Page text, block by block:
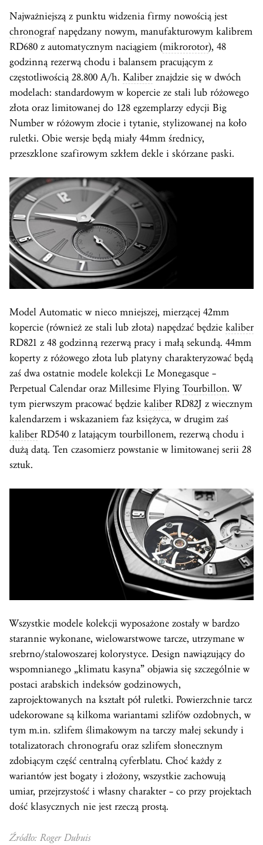
Najważniejszą z punktu widzenia firmy nowością jest
chronografnapędzany nowym, manufakturowym kalibrem
RD680 z automatycznym naciągiem (mikrorotor), 48
godzinną rezerwą chodu i balansem pracującym z
częstotliwością 28.800 A/h. Kaliber znajdzie się w dwóch
modelach: standardowym w kopercie ze stali lub różowego
złota oraz limitowanej do 128 egzemplarzy edycji Big
Number w różowym złocie i tytanie, stylizowanej na koło
ruletki. Obie wersje będą miały 44mm średnicy,
przeszklone szafirowym szkłem dekle i skórzane paski.
Model Automatic w nieco mniejszej, mierzącej 42mm
kopercie (również ze stali lub złota) napędzać będzie kaliber
RD821 z 48 godzinną rezerwą pracy i małą sekundą. 44mm
koperty z różowego złota lub platyny charakteryzować będą
zaś dwa ostatnie modele kolekcji Le Monegasque –
Perpetual Calendar oraz Millesime Flying Tourbillon. W
tym pierwszym pracować będzie kaliber RD82J z wiecznym
kalendarzem i wskazaniem faz księżyca, w drugim zaś
kaliber RD540 z latającym tourbillonem, rezerwą chodu i
dużą datą. Ten czasomierz powstanie w limitowanej serii 28
sztuk.
Wszystkie modele kolekcji wyposażone zostały w bardzo
starannie wykonane, wielowarstwowe tarcze, utrzymane w
srebrno/stalowoszarej kolorystyce. Design nawiązujący do
wspomnianego „klimatu kasyna” objawia się szczególnie w
postaci arabskich indeksów godzinowych,
zaprojektowanych na kształt pół ruletki. Powierzchnie tarcz
udekorowane są kilkoma wariantami szlifów ozdobnych, w
tym m.in. szlifem ślimakowym na tarczy małej sekundy i
totalizatorach chronografu oraz szlifem słonecznym
zdobiącym część centralną cyferblatu. Choć każdy z
wariantów jest bogaty i złożony, wszystkie zachowują
umiar, przejrzystość i własny charakter – co przy projektach
dość klasycznych nie jest rzeczą prostą.
Źródło: Roger Dubuis